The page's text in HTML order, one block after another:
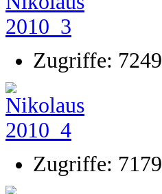
Zugriffe: 7249
Zugriffe: 7179